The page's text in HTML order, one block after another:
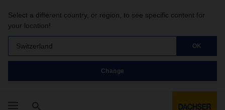
Select a different country, or region, to see specific content for
your location!
Switzerland OK
Change